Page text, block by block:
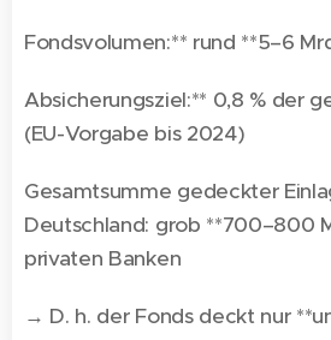
Fondsvolumen:** rund **5–6
Absicherungsziel:** 0,8 % der
(EU-Vorgabe bis 2024)
Gesamtsumme gedeckter
Deutschland: grob **700–800
privaten Banken
→ D. h. der Fonds deckt nur